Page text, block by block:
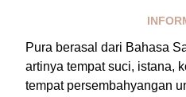
Pura berasal dari Bahasa
artinya tempat suci, istana,
tempat persembahyangan